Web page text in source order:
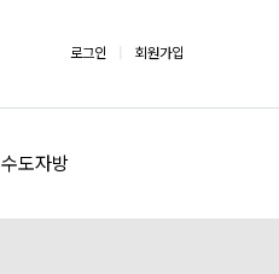
로그인 회원가입
수도자방